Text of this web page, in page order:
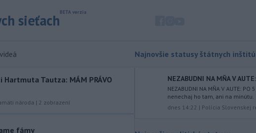
únie chce zachovať suverénnu
kontrolu nad všetkým rybolovom.
Väčšina Poliakov po roku vo
funkcii hodnotí pôsobenie
prezidenta Karola Nawrockého
sieťach
Tautza: MÁM PRÁVO
národa | 2 zobrazení
fámy
Najnovšie statusy štátnych
NEZABUDNI NA MŇA V
NEZABUDNI NA MŇA V AUTE: PO
nenechaj ho tam, ani na minútu.
dnes 14:22 | Polícia Slovenskej